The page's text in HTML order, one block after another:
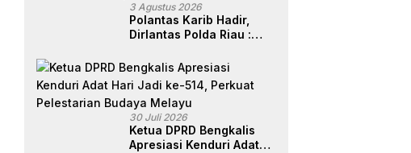
3 Agustus 2026
Polantas Karib Hadir,
Dirlantas Polda Riau :
Riau Dalam Berikan
Pelayanan,
Perlindungan, dan
Edukasi Kepada
Masyarakat
30 Juli 2026
Ketua DPRD Bengkalis
Apresiasi Kenduri Adat